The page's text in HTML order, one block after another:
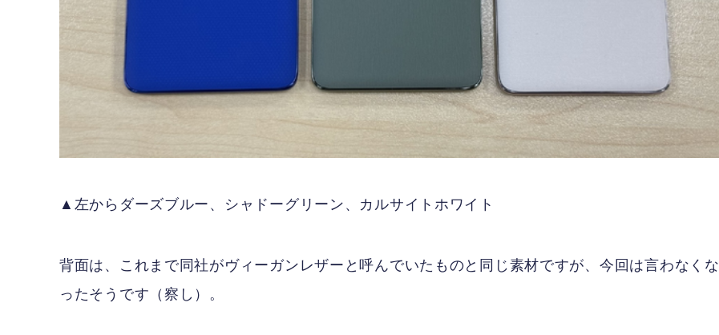
▲左からダーズブルー、シャドーグリーン、カルサイトホワイト
背面は、これまで同社がヴィーガンレザーと呼んでいたものと同じ素材ですが、今回は言わなくな
ったそうです（察し）。